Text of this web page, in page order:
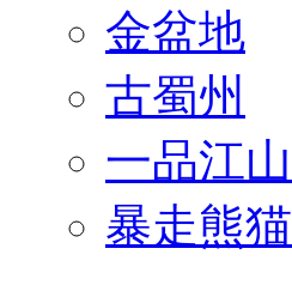
金盆地
古蜀州
一品江山
暴走熊猫